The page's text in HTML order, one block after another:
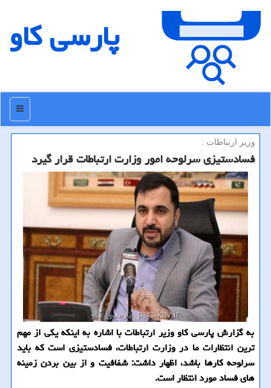
پارسی كاو
منو
وزیر ارتباطات :
فسادستیزی سرلوحه امور وزارت ارتباطات قرار گیرد
به گزارش پارسی کاو وزیر ارتباطات با اشاره به اینکه یکی از مهم
ترین انتظارات ما در وزارت ارتباطات، فسادستیزی است که باید
سرلوحه کارها باشد، اظهار داشت: شفافیت و از بین بردن زمینه
های فساد مورد انتظار است.